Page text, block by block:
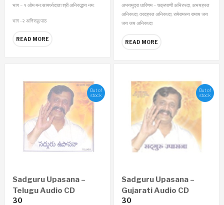
भाग – १ ओम मन:सामर्थ्यदाता श्री अनिरुद्धाय नम:
भाग -२ अनिरुद्ध पाठ
READ MORE
अभयमुद्रा धारिणम – चक्रपाणी अनिरुध्दा, अभयहस्त
अनिरुध्दा, वरदहस्त अनिरुध्दा, रामेरामस्य रामाय जय
जय जय अनिरुध्दा
READ MORE
Out of
stock
Sadguru Upasana –
Telugu Audio CD
30
Out of
stock
Sadguru Upasana –
Gujarati Audio CD
30